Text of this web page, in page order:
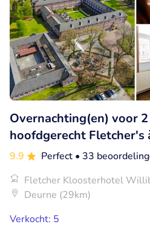
Overnachting(en) voor
hoofdgerecht Fletcher's
9.9 Perfect • 33
Fletcher Kloosterhotel
Deurne (29km)
Verkocht: 5